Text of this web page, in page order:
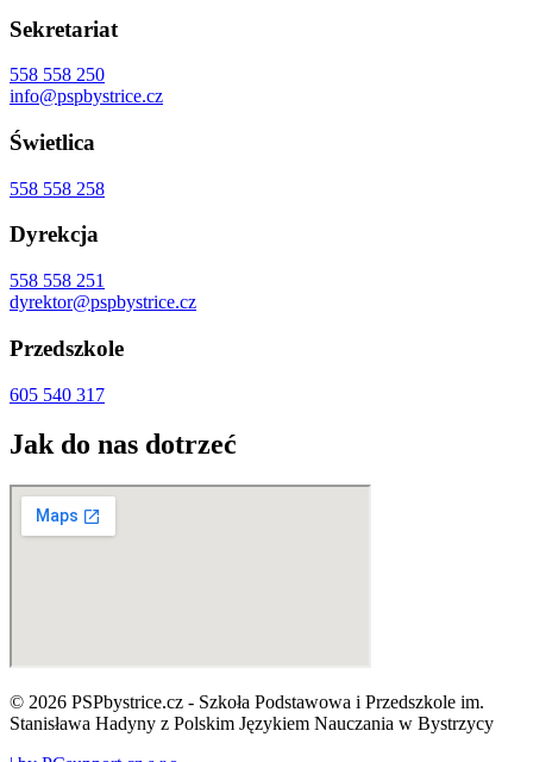
Sekretariat
558 558 250
info@pspbystrice.cz
Świetlica
558 558 258
Dyrekcja
558 558 251
dyrektor@pspbystrice.cz
Przedszkole
605 540 317
Jak do nas dotrzeć
© 2026 PSPbystrice.cz - Szkoła Podstawowa i Przedszkole im.
Stanisława Hadyny z Polskim Językiem Nauczania w Bystrzycy